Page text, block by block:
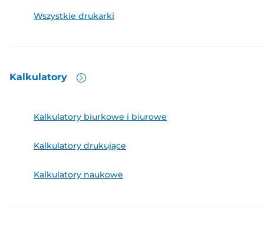
Wszystkie drukarki
Kalkulatory
Kalkulatory biurkowe i biurowe
Kalkulatory drukujące
Kalkulatory naukowe